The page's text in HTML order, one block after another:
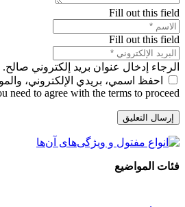
Fill out this field
Fill out this field
الرجاء إدخال عنوان بريد إلكتروني صالح.
احفظ اسمي، بريدي الإلكتروني،
need to agree with the terms to proceed
إرسال التعليق
فئات المواضيع